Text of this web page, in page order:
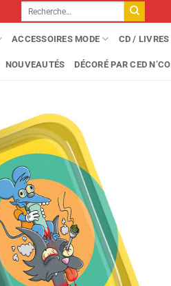
Recherche
pour :
ACCESSOIRES MODE CD / LIVRES
NOUVEAUTÉS DÉCORÉ PAR CED N’CO